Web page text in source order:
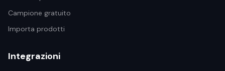
Campione gratuito
Importa prodotti
Integrazioni